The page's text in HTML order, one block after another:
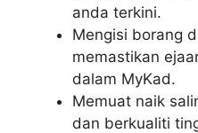
anda terkini.
Mengisi borang
memastikan
dalam MyKad.
Memuat naik
dan berkualiti